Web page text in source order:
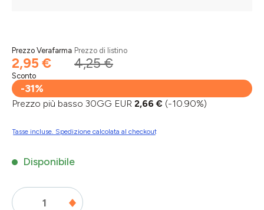
Prezzo Verafarma
2,95 €
Prezzo di listino
4,25 €
Sconto
-31%
Prezzo più basso 30GG EUR 2,66 € (-10.90%)
Tasse incluse. Spedizione calcolata al checkout
Disponibile